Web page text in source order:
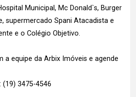
Municipal, Mc Donald`s, Burger
supermercado Spani Atacadista e
e o Colégio Objetivo.
a equipe da Arbix Imóveis e agende
(19) 3475-4546